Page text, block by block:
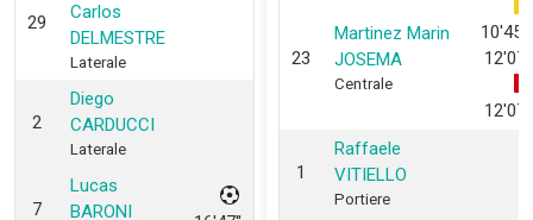
29
Carlos
DELMESTRE
Laterale
2
Diego
CARDUCCI
Laterale
7
Lucas
BARONI
23
Martinez Marin
JOSEMA
Centrale
10'45'',
12'07''
12'07''
1
Raffaele
VITIELLO
Portiere